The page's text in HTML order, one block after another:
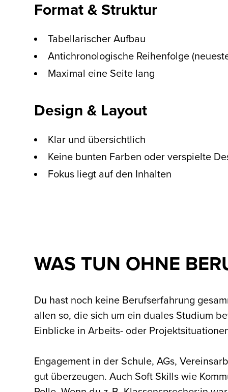
Format & Struktur
Tabellarischer Aufbau
Antichronologische Reihenfolge
Maximal eine Seite lang
Design & Layout
Klar und übersichtlich
Keine bunten Farben oder verspielte
Fokus liegt auf den Inhalten
WAS TUN OHNE
Du hast noch keine Berufserfahrung
allen so, die sich um ein duales Studium
Einblicke in Arbeits- oder
Engagement in der Schule, AGs,
gut überzeugen. Auch Soft Skills wie